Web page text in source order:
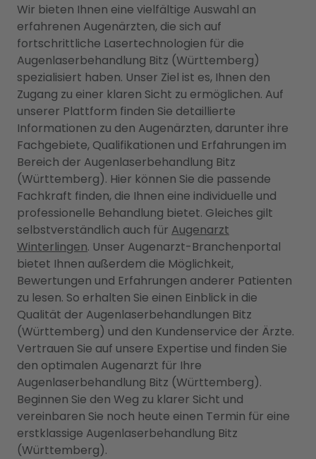
Wir bieten Ihnen eine vielfältige Auswahl an
erfahrenen Augenärzten, die sich auf
fortschrittliche Lasertechnologien für die
Augenlaserbehandlung Bitz (Württemberg)
spezialisiert haben. Unser Ziel ist es, Ihnen den
Zugang zu einer klaren Sicht zu ermöglichen. Auf
unserer Plattform finden Sie detaillierte
Informationen zu den Augenärzten, darunter ihre
Fachgebiete, Qualifikationen und Erfahrungen im
Bereich der Augenlaserbehandlung Bitz
(Württemberg). Hier können Sie die passende
Fachkraft finden, die Ihnen eine individuelle und
professionelle Behandlung bietet. Gleiches gilt
selbstverständlich auch für Augenarzt
Winterlingen. Unser Augenarzt-Branchenportal
bietet Ihnen außerdem die Möglichkeit,
Bewertungen und Erfahrungen anderer Patienten
zu lesen. So erhalten Sie einen Einblick in die
Qualität der Augenlaserbehandlungen Bitz
(Württemberg) und den Kundenservice der Ärzte.
Vertrauen Sie auf unsere Expertise und finden Sie
den optimalen Augenarzt für Ihre
Augenlaserbehandlung Bitz (Württemberg).
Beginnen Sie den Weg zu klarer Sicht und
vereinbaren Sie noch heute einen Termin für eine
erstklassige Augenlaserbehandlung Bitz
(Württemberg).